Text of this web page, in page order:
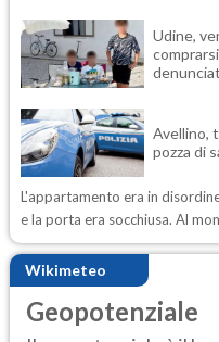
Udine,
Avellino,
pozza di
L'appartamento era in
e la porta era socchiusa. Al
Wikimeteo
Geopotenziale